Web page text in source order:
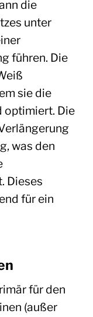
die
unter
führen. Die
sie die
optimiert. Die
was den
Dieses
für ein
für den
(außer